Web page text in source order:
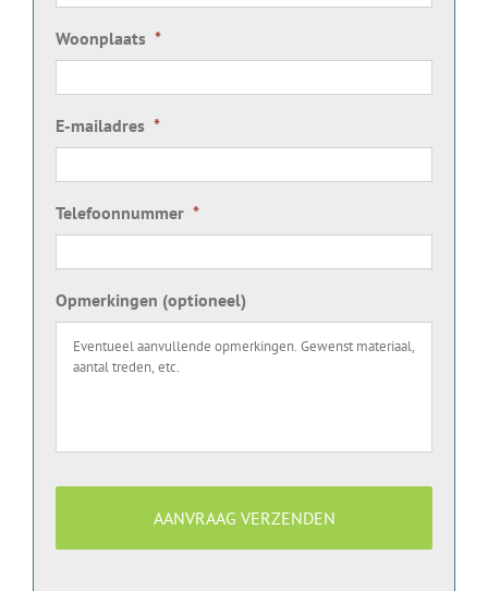
Woonplaats *
E-mailadres *
Telefoonnummer *
Opmerkingen (optioneel)